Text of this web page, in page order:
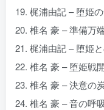
19. 梶浦由記 – 堕姫
20. 椎名 豪 – 準備万
21. 梶浦由記 – 堕姫
22. 椎名 豪 – 堕姫戦
23. 椎名 豪 – 決意の
24. 椎名 豪 – 音の呼